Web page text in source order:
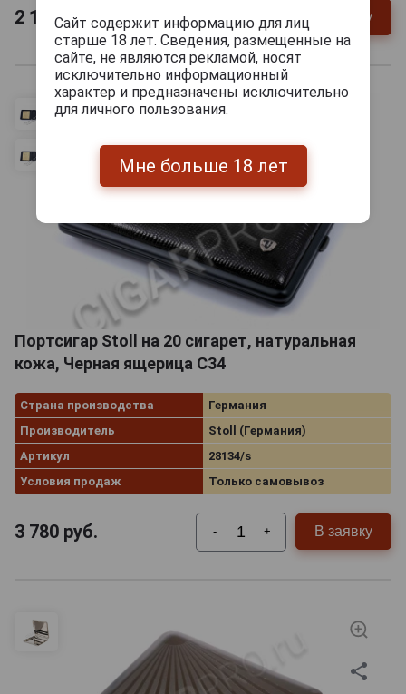
2 160руб. - + В заявку
Портсигар Stoll на 20 сигарет, натуральная
кожа, Черная ящерица C34
Страна производства
Германия
Производитель
Stoll (Германия)
Артикул
28134/s
Условия продаж
Только самовывоз
3 780 руб. - + В заявку
Сайт содержит информацию для лиц
старше 18 лет. Сведения, размещенные на
сайте, не являются рекламой, носят
исключительно информационный
характер и предназначены исключительно
для личного пользования.
Мне больше 18 лет